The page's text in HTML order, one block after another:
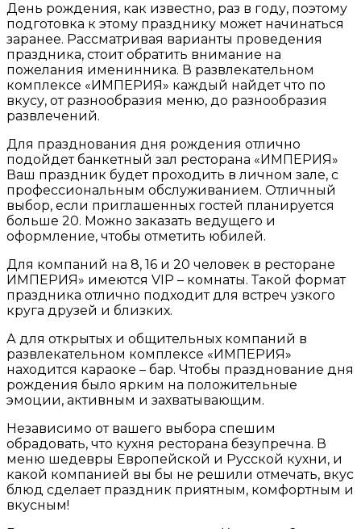
День рождения, как известно, раз в году, поэтому
подготовка к этому празднику может начинаться
заранее. Рассматривая варианты проведения
праздника, стоит обратить внимание на
пожелания именинника. В развлекательном
комплексе «ИМПЕРИЯ» каждый найдет что по
вкусу, от разнообразия меню, до разнообразия
развлечений.
Для празднования дня рождения отлично
подойдет банкетный зал ресторана «ИМПЕРИЯ»
Ваш праздник будет проходить в личном зале, с
профессиональным обслуживанием. Отличный
выбор, если приглашенных гостей планируется
больше 20. Можно заказать ведущего и
оформление, чтобы отметить юбилей.
Для компаний на 8, 16 и 20 человек в ресторане
ИМПЕРИЯ» имеются VIP – комнаты. Такой формат
праздника отлично подходит для встреч узкого
круга друзей и близких.
А для открытых и общительных компаний в
развлекательном комплексе «ИМПЕРИЯ»
находится караоке – бар. Чтобы празднование дня
рождения было ярким на положительные
эмоции, активным и захватывающим.
Независимо от вашего выбора спешим
обрадовать, что кухня ресторана безупречна. В
меню шедевры Европейской и Русской кухни, и
какой компанией вы бы не решили отмечать, вкус
блюд сделает праздник приятным, комфортным и
вкусным!